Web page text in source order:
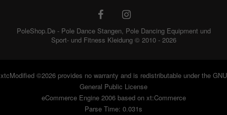
PoleShop.De - Pole Dance Stangen, Pole Dancing Equipment und
Sport- und Fitness Kleidung © 2010 - 2026
xtcModified©2026 provides no warranty and is redistributable under the GNU
General Public License
eCommerce Engine 2006 based on xt:Commerce
Parse Time: 0.031s